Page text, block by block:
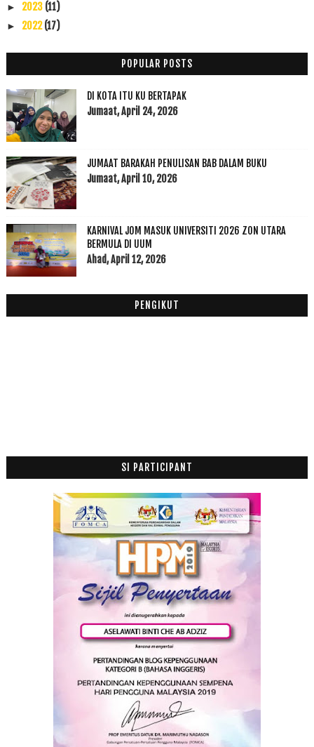
► 2023 (11)
► 2022(17)
►2018 (195)
►2017(199)
►2016(174)
►2015(199)
► 2014(47)
►2013(53)
►2012(100)
►2011(63)
POPULAR POSTS
DI KOTA ITU KU BERTAPAK
Jumaat, April 24, 2026
JUMAAT BARAKAH PENULISAN BAB DALAM BUKU
Jumaat, April 10, 2026
KARNIVAL JOM MASUK UNIVERSITI 2026 ZON UTARA
BERMULA DI UUM
Ahad, April 12, 2026
PENGIKUT
SI PARTICIPANT